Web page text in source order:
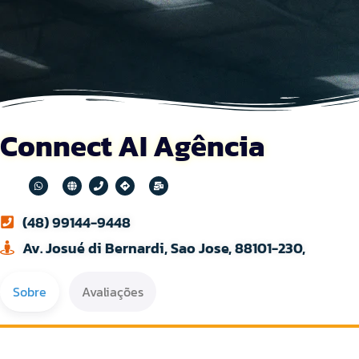
Connect AI Agência
(48) 99144-9448
Av. Josué di Bernardi, Sao Jose, 88101-230,
Sobre Avaliações